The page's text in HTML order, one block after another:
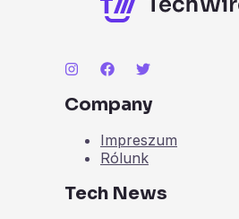
Company
Impreszum
Rólunk
Tech News